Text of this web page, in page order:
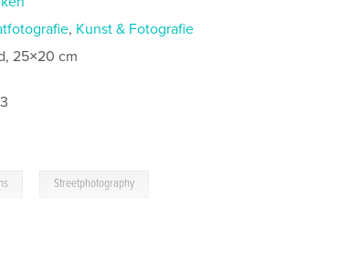
, Kunst & Fotografie
25×20 cm
Streetphotography